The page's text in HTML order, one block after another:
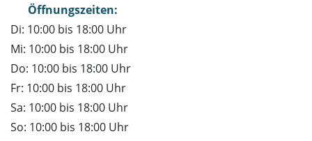
Öffnungszeiten:
Di: 10:00 bis 18:00 Uhr
Mi: 10:00 bis 18:00 Uhr
Do: 10:00 bis 18:00 Uhr
Fr: 10:00 bis 18:00 Uhr
Sa: 10:00 bis 18:00 Uhr
So: 10:00 bis 18:00 Uhr